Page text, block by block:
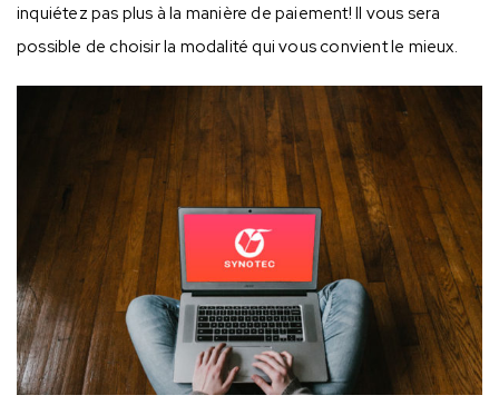
inquiétez pas plus à la manière de paiement! Il vous sera
possible de choisir la modalité qui vous convient le mieux.